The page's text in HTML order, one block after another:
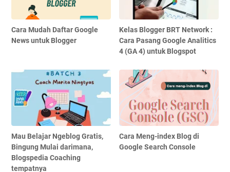
Cara Mudah Daftar Google
News untuk Blogger
Kelas Blogger BRT Network :
Cara Pasang Google Analitics
4 (GA 4) untuk Blogspot
Mau Belajar Ngeblog Gratis,
Bingung Mulai darimana,
Blogspedia Coaching
tempatnya
Cara Meng-index Blog di
Google Search Console